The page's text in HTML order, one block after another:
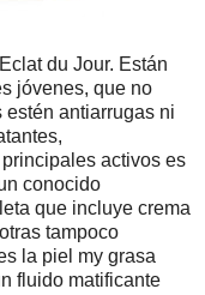
du Jour. Están
jóvenes, que no
estén antiarrugas ni
activos es
conocido
que incluye crema
tampoco
la piel my grasa
fluido matificante